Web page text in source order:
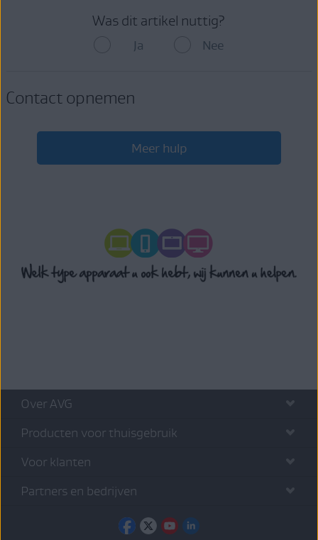
Was dit artikel nuttig?
Ja Nee
Contact opnemen
Meer hulp
Over AVG
Producten voor thuisgebruik
Voor klanten
Partners en bedrijven